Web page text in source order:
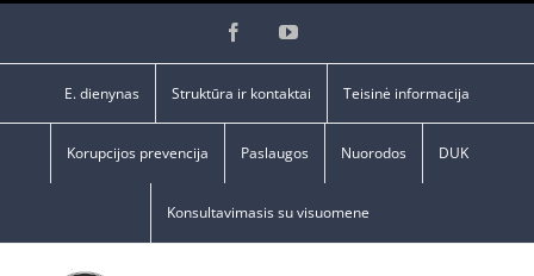
FacebookYouTube
E. dienynas Struktūra ir kontaktai Teisinė informacija
Korupcijos prevencija Paslaugos Nuorodos DUK
Konsultavimasis su visuomene